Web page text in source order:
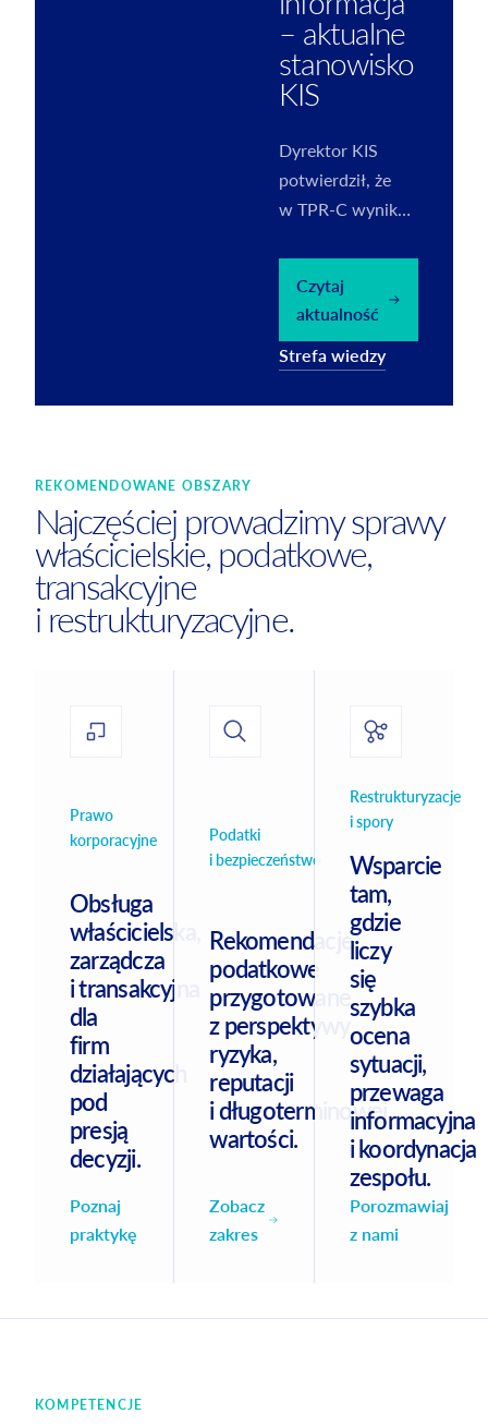
– aktualne
stanowisko
KIS
Dyrektor KIS
potwierdził, że
w TPR-C wynik
wyłącznie za rok
podatkowy objęty
informacją.
Czytaj
aktualność
Strefa wiedzy
REKOMENDOWANE OBSZARY
Najczęściej prowadzimy sprawy
właścicielskie, podatkowe,
transakcyjne
i restrukturyzacyjne.
Prawo
korporacyjne
Obsługa
właścicielska,
zarządcza
i transakcyjna
dla
firm
działających
pod
presją
decyzji.
Poznaj
praktykę
Podatki
i bezpieczeństwo
Rekomendacje
podatkowe
przygotowane
z perspektywy
ryzyka,
reputacji
i długoterminowej
wartości.
Zobacz
zakres
Restrukturyzacje
i spory
Wsparcie
tam,
gdzie
liczy
się
szybka
ocena
sytuacji,
przewaga
informacyjna
i koordynacja
zespołu.
Porozmawiaj
z nami
KOMPETENCJE